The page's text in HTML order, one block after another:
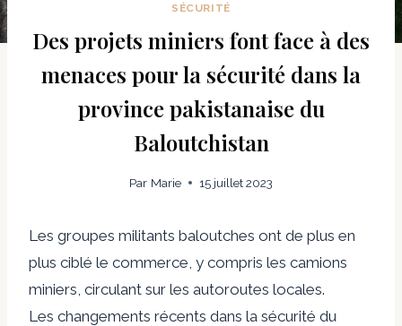
SÉCURITÉ
Des projets miniers font face à des
menaces pour la sécurité dans la
province pakistanaise du
Baloutchistan
Par Marie 15 juillet 2023
Les groupes militants baloutches ont de plus en
plus ciblé le commerce, y compris les camions
miniers, circulant sur les autoroutes locales.
Les changements récents dans la sécurité du